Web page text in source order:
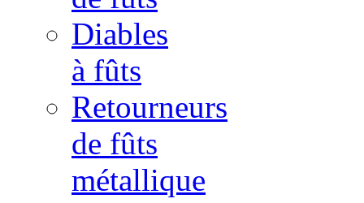
Diables
à fûts
Retourneurs
de fûts
métallique